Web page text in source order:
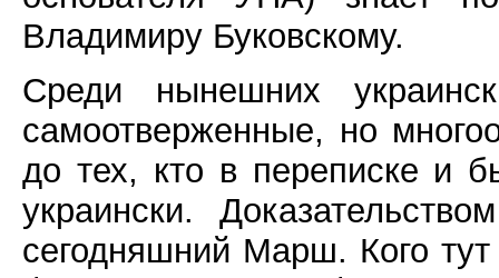
Владимиру Буковскому.
Среди нынешних
самоотверженные, но
до тех, кто в переписке и
украински.
сегодняшний Марш. Кого